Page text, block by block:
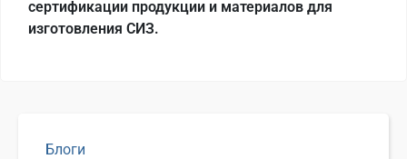
сертификации продукции и материалов для
изготовления СИЗ.
Блоги